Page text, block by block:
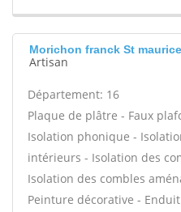
Morichon franck St
Artisan
Département: 16
Plaque de plâtre - Faux
Isolation phonique -
intérieurs - Isolation des
Isolation des combles
Peinture décorative -